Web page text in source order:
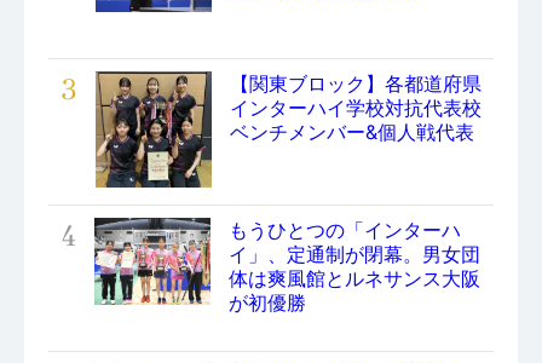
3
【関東ブロック】各都道府県
インターハイ学校対抗代表校
ベンチメンバー&個人戦代表
4
もうひとつの「インターハ
イ」、定通制が閉幕。男女団
体は爽風館とルネサンス大阪
が初優勝